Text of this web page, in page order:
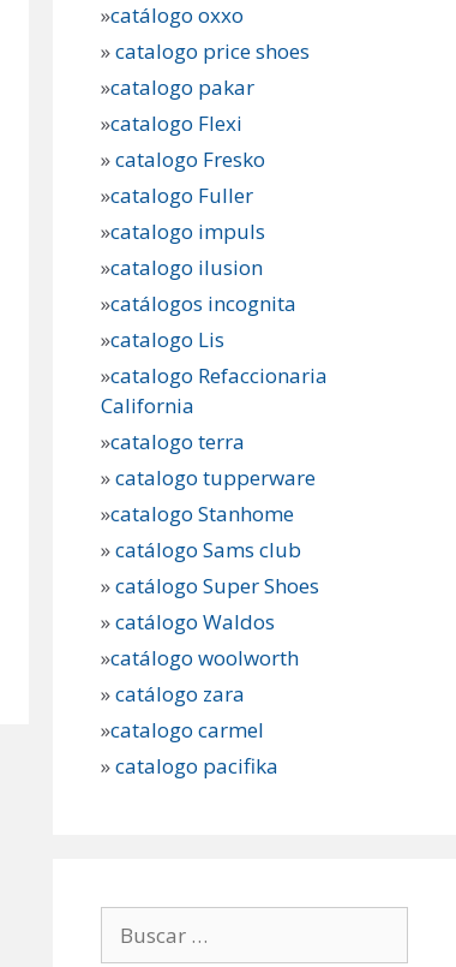
»catálogo oxxo
»catalogo price shoes
»catalogo pakar
»catalogo Flexi
»catalogo Fresko
»catalogo Fuller
»catalogo impuls
»catalogo ilusion
»catálogos incognita
»catalogo Lis
»catalogo Refaccionaria
California
»catalogo terra
»catalogo tupperware
»catalogo Stanhome
»catálogo Sams club
»catálogo Super Shoes
»catálogo Waldos
»catálogo woolworth
»catálogo zara
»catalogo carmel
»catalogo pacifika